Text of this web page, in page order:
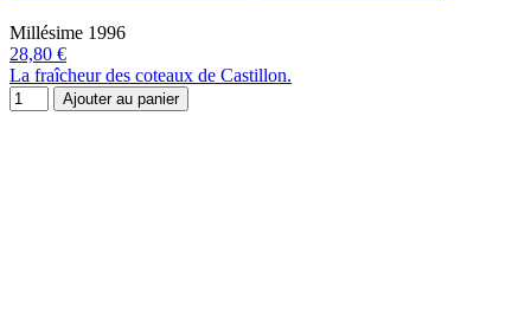
Millésime 1996
28,80 €
La fraîcheur des coteaux de Castillon.
Ajouter au panier